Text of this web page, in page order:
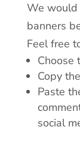
We would
banners
Feel free
Choose
Copy
Paste
social